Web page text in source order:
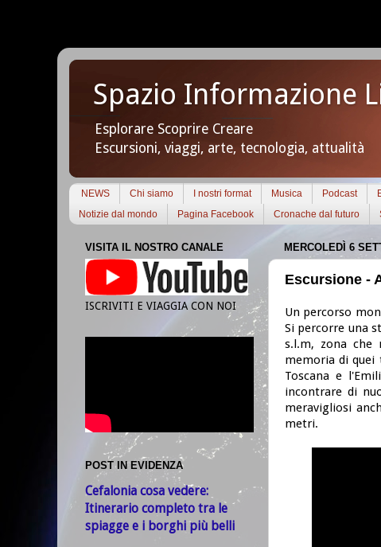
Spazio Informazione
Esplorare Scoprire Creare
Escursioni, viaggi, arte, tecnologia, attualità
NEWS Chi siamo I nostri format Musica Podcast
Notizie dal mondo
Pagina Facebook Cronache dal futuro
MERCOLEDÌ 6
Escursione -
Un percorso
Si percorre una
s.l.m, zona che
memoria di
Toscana e
incontrare di
meravigliosi
metri.
VISITA IL NOSTRO CANALE
ISCRIVITI E VIAGGIA CON NOI
POST IN EVIDENZA
Cefalonia cosa vedere:
Itinerario completo tra le
spiagge e i borghi più belli